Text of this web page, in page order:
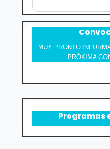
MUY PRONTO
PRÓXIMA
Programas